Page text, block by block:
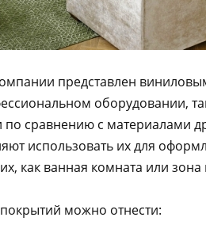
представлен
оборудовании,
сравнению с материалами
использовать их для
как ванная комната или зона
можно отнести: